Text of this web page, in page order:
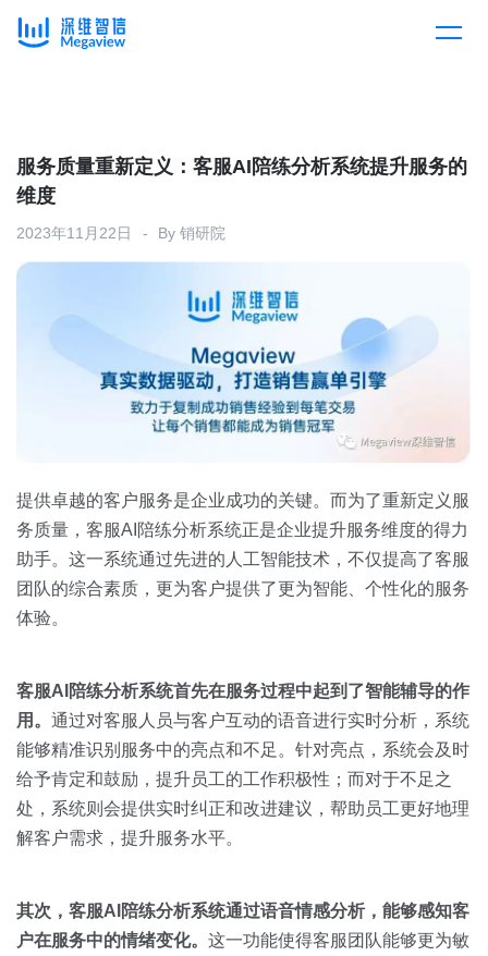
产品总览
产品集成
解决方案
按行业
教育
房地产
金融
销售人员
销售管理
交易跟进
培训辅导
客户案例
定价
资源中心
全部
白皮书
关于我们
预约演示
服务质量重新定义：客服AI陪练分析系统提升服务的
维度
2023年11月22日 By 销研院
提供卓越的客户服务是企业成功的关键。而为了重新定义服
务质量，客服AI陪练分析系统正是企业提升服务维度的得力
助手。这一系统通过先进的人工智能技术，不仅提高了客服
团队的综合素质，更为客户提供了更为智能、个性化的服务
体验。
客服AI 陪练分析系统首先在服务过程中起到了智能辅导的作
用。 通过对客服人员与客户互动的语音进行实时分析，系统
能够精准识别服务中的亮点和不足。针对亮点，系统会及时
给予肯定和鼓励，提升员工的工作积极性；而对于不足之
处，系统则会提供实时纠正和改进建议，帮助员工更好地理
解客户需求，提升服务水平。
其次，客服AI 陪练分析系统通过语音情感分析，能够感知客
户在服务中的情绪变化。 这一功能使得客服团队能够更为敏